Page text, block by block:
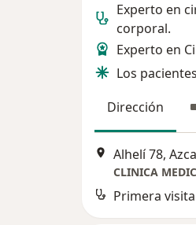
Experto en
corporal.
Experto en
Los
Dirección
Alhelí 78,
CLINICA
Primera